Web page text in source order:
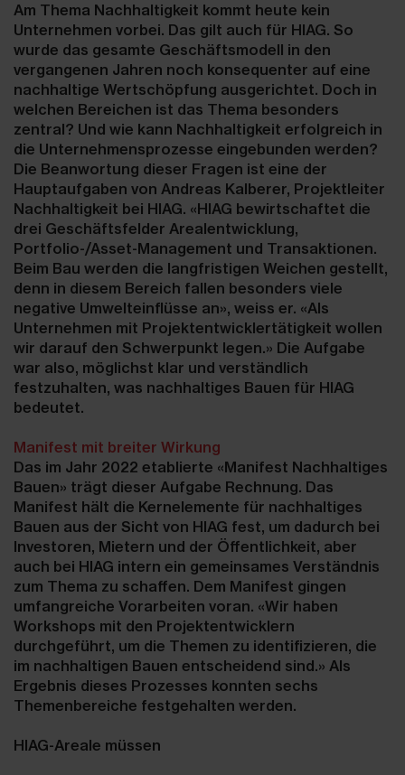
Am Thema Nachhaltigkeit kommt heute kein
Unternehmen vorbei. Das gilt auch für HIAG. So
wurde das gesamte Geschäftsmodell in den
vergangenen Jahren noch konsequenter auf eine
nachhaltige Wertschöpfung ausgerichtet. Doch in
welchen Bereichen ist das Thema besonders
zentral? Und wie kann Nachhaltigkeit erfolgreich in
die Unternehmensprozesse eingebunden werden?
Die Beanwortung dieser Fragen ist eine der
Hauptaufgaben von Andreas Kalberer, Projektleiter
Nachhaltigkeit bei HIAG. «HIAG bewirtschaftet die
drei Geschäftsfelder Arealentwicklung,
Portfolio-/Asset-Management und Transaktionen.
Beim Bau werden die langfristigen Weichen gestellt,
denn in diesem Bereich fallen besonders viele
negative Umwelteinflüsse an», weiss er. «Als
Unternehmen mit Projektentwicklertätigkeit wollen
wir darauf den Schwerpunkt legen.» Die Aufgabe
war also, möglichst klar und verständlich
festzuhalten, was nachhaltiges Bauen für HIAG
bedeutet.
Manifest mit breiter Wirkung
Das im Jahr 2022 etablierte «Manifest Nachhaltiges
Bauen» trägt dieser Aufgabe Rechnung. Das
Manifest hält die Kernelemente für nachhaltiges
Bauen aus der Sicht von HIAG fest, um dadurch bei
Investoren, Mietern und der Öffentlichkeit, aber
auch bei HIAG intern ein gemeinsames Verständnis
zum Thema zu schaffen. Dem Manifest gingen
umfangreiche Vorarbeiten voran. «Wir haben
Workshops mit den Projektentwicklern
durchgeführt, um die Themen zu identifizieren, die
im nachhaltigen Bauen entscheidend sind.» Als
Ergebnis dieses Prozesses konnten sechs
Themenbereiche festgehalten werden.
HIAG-Areale müssen